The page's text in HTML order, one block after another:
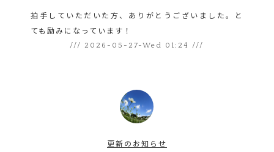
拍手していただいた方、ありがとうございました。と
ても励みになっています！
/// 2026-05-27-Wed 01:24 ///
更新のお知らせ